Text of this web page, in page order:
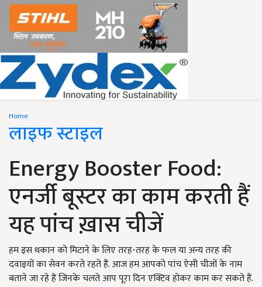
Home
लाइफ स्टाइल
Energy Booster Food:
एनर्जी बूस्टर का काम करती हैं
यह पांच ख़ास चीजें
हम इस थकान को मिटाने के लिए तरह-तरह के फल या अन्य तरह की
दवाइयों का सेवन करते रहते हैं. आज हम आपको पांच ऐसी चीजों के नाम
बताने जा रहे हैं जिनके चलते आप पूरा दिन एक्टिव होकर काम कर सकते हैं.